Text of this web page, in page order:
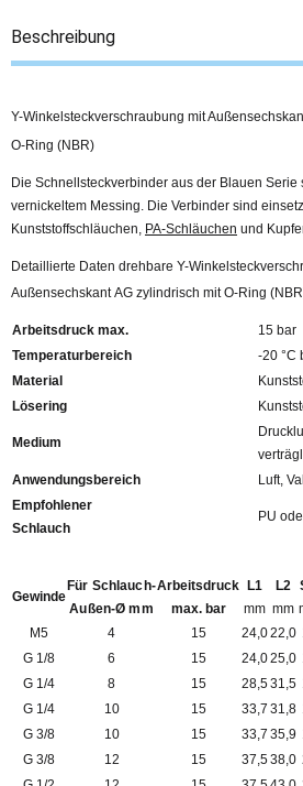
Beschreibung
Y-Winkelsteckverschraubung mit
O-Ring (NBR)
Die Schnellsteckverbinder aus der Blauen Serie
vernickeltem Messing. Die Verbinder sind
Kunststoffschläuchen, PA-Schläuchen und
Detaillierte Daten drehbare Y-
Außensechskant AG zylindrisch mit O-Ring
Arbeitsdruck max.
15 bar
Temperaturbereich
-20 °C
Material
Lösering
Medium
Anwendungsbereich
Luft,
Empfohlener
Schlauch
PU
Gewinde
Für Schlauch-
Außen-Ø mm
Arbeitsdruck
max. bar
L1
mm
L2
mm
M5
4 15 24,022,0
G 1/8
6 15 24,025,0
G 1/4
8 15 28,531,5
G 1/4
10 15 33,7 31,8
G 3/8
10 15 33,7 35,9
G 3/8
12 15 37,538,0